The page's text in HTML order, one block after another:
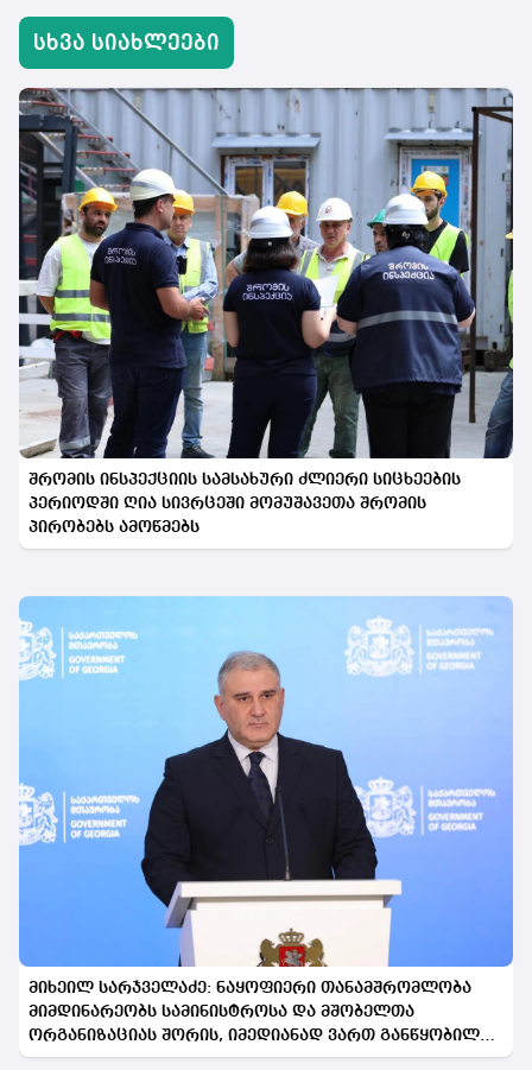
სხვა სიახლეები
შრომის ინსპექციის სამსახური ძლიერი სიცხეების
პერიოდში ღია სივრცეში მომუშავეთა შრომის
პირობებს ამოწმებს
მიხეილ სარჯველაძე: ნაყოფიერი თანამშრომლობა
მიმდინარეობს სამინისტროსა და მშობელთა
ორგანიზაციას შორის, იმედიანად ვართ განწყობილი,
რომ პროგრამის გაფართოება საკეთილდღეო შედეგს